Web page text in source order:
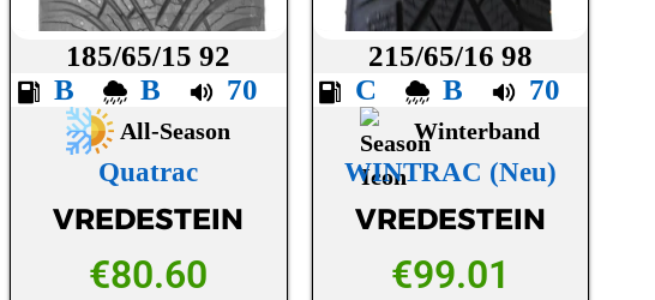
185/65/15 92
B
B 70
All-Season
Quatrac
VREDESTEIN
€80.60
215/65/16 98
C
B 70
Winterband
WINTRAC (Neu)
VREDESTEIN
€99.01